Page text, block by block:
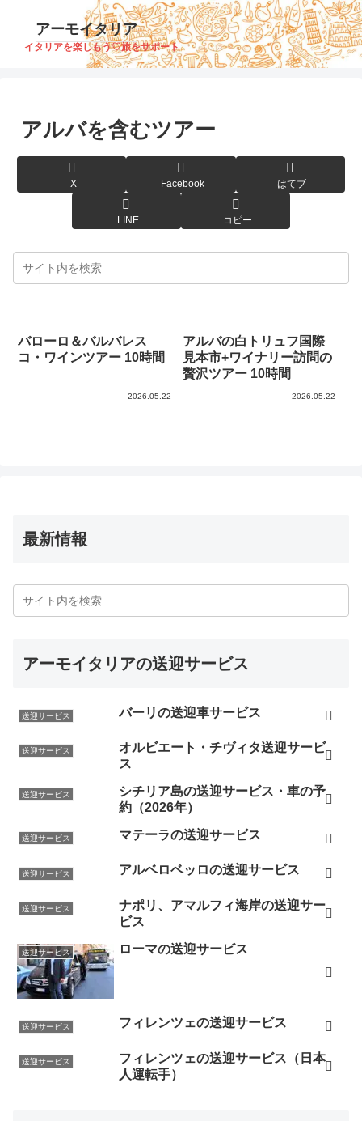
アーモイタリア
イタリアを楽しもう♡旅をサポート
アルバを含むツアー
X Facebook はてブ
LINE コピー
バローロ＆バルバレス
コ・ワインツアー 10時間
2026.05.22
アルバの白トリュフ国際
見本市+ワイナリー訪問の
贅沢ツアー 10時間
2026.05.22
最新情報
アーモイタリアの送迎サービス
送迎サービス バーリの送迎車サービス
送迎サービス
オルビエート・チヴィタ送迎サービ
ス
送迎サービス
シチリア島の送迎サービス・車の予
約（2026年）
送迎サービス マテーラの送迎サービス
送迎サービス アルベロベッロの送迎サービス
送迎サービス
ナポリ、アマルフィ海岸の送迎サー
ビス
送迎サービス ローマの送迎サービス
送迎サービス フィレンツェの送迎サービス
送迎サービス
フィレンツェの送迎サービス（日本
人運転手）